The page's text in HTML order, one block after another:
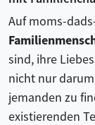
Auf moms-
sind, ihre
nicht nur
jemanden zu
existierenden